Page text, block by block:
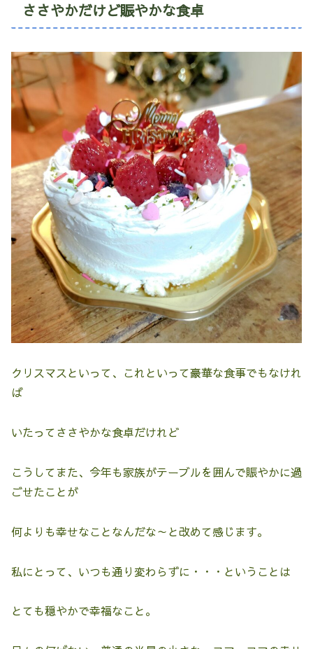
ささやかだけど賑やかな食卓
クリスマスといって、これといって豪華な食事でもなけれ
ば
いたってささやかな食卓だけれど
こうしてまた、今年も家族がテーブルを囲んで賑やかに過
ごせたことが
何よりも幸せなことなんだな～と改めて感じます。
私にとって、いつも通り変わらずに・・・ということは
とても穏やかで幸福なこと。